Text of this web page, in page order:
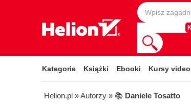
Kategorie Książki Ebooki Kursy video
Helion.pl » Autorzy » 📚 Daniele Tosatto